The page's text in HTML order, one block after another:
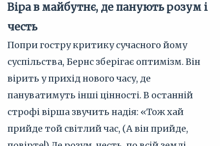
Віра в майбутнє, де панують розум і
честь
Попри гостру критику сучасного йому
суспільства, Бернс зберігає оптимізм. Він
вірить у прихід нового часу, де
пануватимуть інші цінності. В останній
строфі вірша звучить надія: «Тож хай
прийде той світлий час, (А він прийде,